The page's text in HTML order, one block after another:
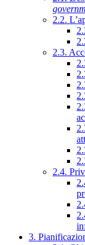
2.2.
2.3.
2.4.
3.